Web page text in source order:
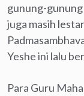
gunung-
juga masih
Yeshe ini lalu
Para Guru